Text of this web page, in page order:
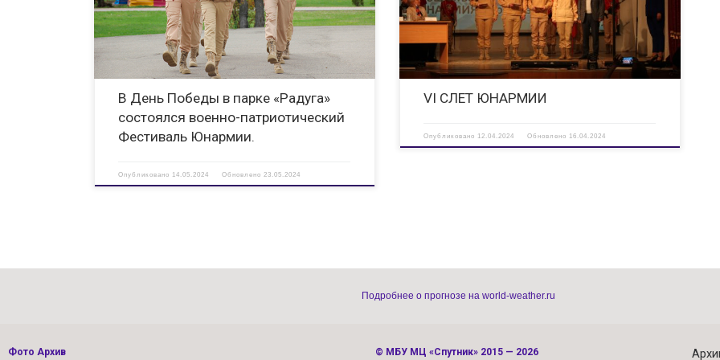
Попробовать себя они предлагали и гостям фестиваля.
Всего в военно-патриотическом Фестивале Юнармии
приняли […]
В День Победы в парке «Радуга»
состоялся военно-патриотический
Фестиваль Юнармии.
Опубликовано 14.05.2024 Обновлено23.05.2024
юнармейцев, члены Штаба отделения и почётные гости. У
зала их встречала выставка – ветераны СВО […]
VI СЛЕТ ЮНАРМИИ
Опубликовано 12.04.2024 Обновлено 16.04.2024
Подробнее о прогнозе на world-weather.ru
Фото Архив © МБУ МЦ «Спутник» 2015 — 2026